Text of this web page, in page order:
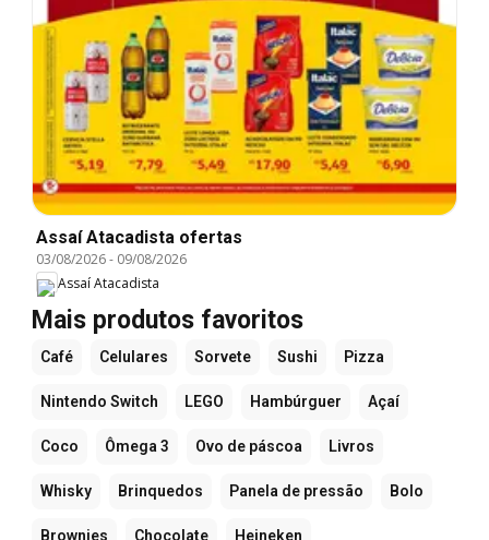
Assaí Atacadista ofertas
03/08/2026- 09/08/2026
Assaí Atacadista
Mais produtos favoritos
Café Celulares Sorvete Sushi Pizza
Nintendo Switch LEGO Hambúrguer Açaí
Coco Ômega 3 Ovo de páscoa Livros
Whisky Brinquedos Panela de pressão Bolo
Brownies Chocolate Heineken